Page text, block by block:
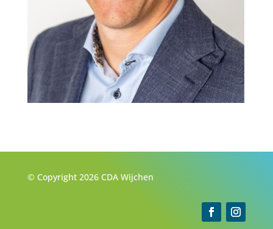
© Copyright 2026 CDA Wijchen